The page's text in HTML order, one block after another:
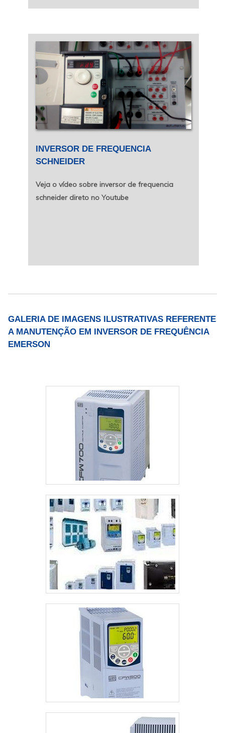
INVERSOR DE FREQUENCIA
SCHNEIDER
Veja o vídeo sobre inversor de frequencia
schneider direto no Youtube
GALERIA DE IMAGENS ILUSTRATIVAS REFERENTE
A MANUTENÇÃO EM INVERSOR DE FREQUÊNCIA
EMERSON